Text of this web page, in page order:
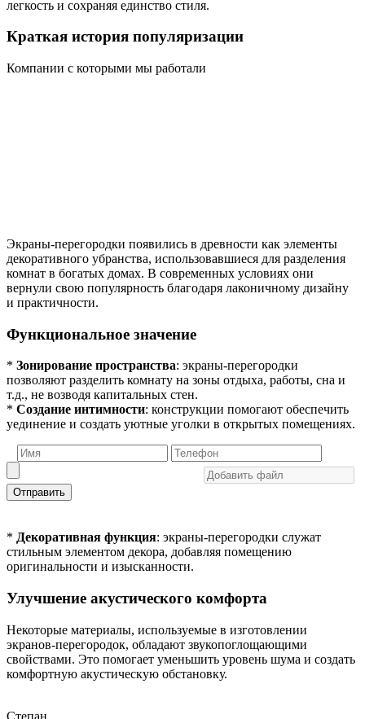
легкость и сохраняя единство стиля.
Краткая история популяризации
Компании с которыми мы работали
Экраны-перегородки появились в древности как элементы
декоративного убранства, использовавшиеся для разделения
комнат в богатых домах. В современных условиях они
вернули свою популярность благодаря лаконичному дизайну
и практичности.
Функциональное значение
* Зонирование пространства: экраны-перегородки
позволяют разделить комнату на зоны отдыха, работы, сна и
т.д., не возводя капитальных стен.
* Создание интимности: конструкции помогают обеспечить
уединение и создать уютные уголки в открытых помещениях.
Отправить
* Декоративная функция: экраны-перегородки служат
стильным элементом декора, добавляя помещению
оригинальности и изысканности.
Улучшение акустического комфорта
Некоторые материалы, используемые в изготовлении
экранов-перегородок, обладают звукопоглощающими
свойствами. Это помогает уменьшить уровень шума и создать
комфортную акустическую обстановку.
Степан